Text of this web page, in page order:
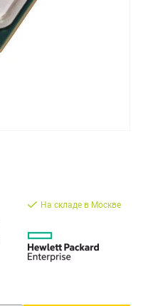
На складе в Москве